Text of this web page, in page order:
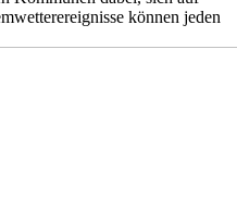
können jeden